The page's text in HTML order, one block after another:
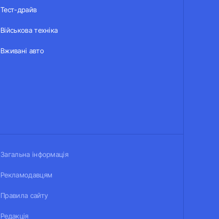
Тест-драйв
Військова техніка
Вживані авто
Загальна інформація
Рекламодавцям
Правила сайту
Редакція